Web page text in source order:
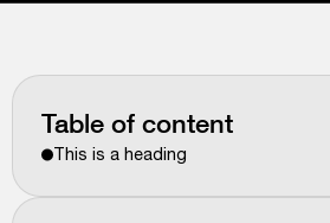
Table of content
This is a heading